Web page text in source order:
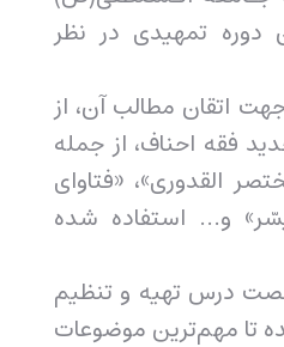
دوره تمهیدی در نظر
اتقان مطالب آن، از
فقه احناف، از جمله
القدوری»، «فتاوای
و... استفاده شده
درس تهیه و تنظیم
تا مهم‌ترین موضوعات